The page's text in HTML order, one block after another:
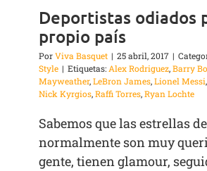
Deportistas odiados
propio país
PorViva Basquet | 25 abril, 2017 |
Style | Etiquetas:Alex Rodriguez,Barry
Mayweather,LeBron James,Lionel Messi,
Nick Kyrgios,Raffi Torres,Ryan Lochte
Sabemos que las estrellas
normalmente son muy
gente, tienen glamour,